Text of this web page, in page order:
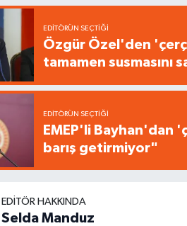
EDITÖRÜN SEÇTIĞI
Özgür Özel'den
tamamen susmasını
EDITÖRÜN SEÇTIĞI
EMEP'li Bayhan'dan
barış getirmiyor"
EDITÖR HAKKINDA
Selda Manduz